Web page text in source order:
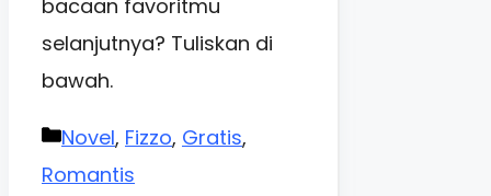
bacaan favoritmu
selanjutnya? Tuliskan di
bawah.
Categories
Novel, Fizzo, Gratis,
Romantis